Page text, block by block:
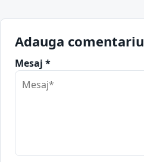
Adauga comentariu
Mesaj *